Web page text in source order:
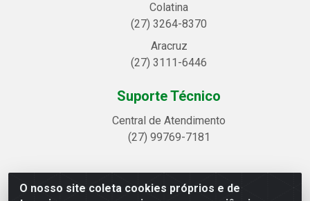
O nosso site coleta cookies próprios e de
Colatina
(27) 3264-8370
Aracruz
(27) 3111-6446
Suporte Técnico
Central de Atendimento
(27) 99769-7181
Linhavix Distribuidora LTDA - Avenida Alegre, 2521 -